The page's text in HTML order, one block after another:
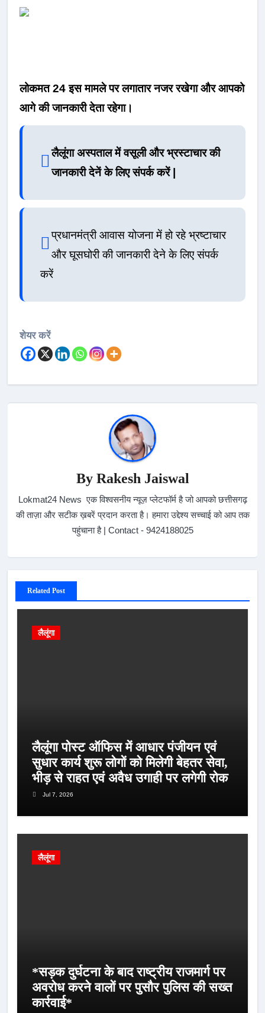
लोकमत 24 इस मामले पर लगातार नजर रखेगा और आपको
आगे की जानकारी देता रहेगा।
लैलूंगा अस्पताल में वसूली और भ्रस्टाचार की
जानकारी देनें के लिए संपर्क करें |
प्रधानमंत्री आवास योजना में हो रहे भ्रष्टाचार
और घूसघोरी की जानकारी देने के लिए संपर्क
करें
शेयर करें
By Rakesh Jaiswal
Lokmat24 News एक विश्वसनीय न्यूज़ प्लेटफॉर्म है जो आपको छत्तीसगढ़
की ताज़ा और सटीक ख़बरें प्रदान करता है। हमारा उद्देश्य सच्चाई को आप तक
पहुंचाना है | Contact - 9424188025
Related Post
लैलूंगा
लैलूंगा पोस्ट ऑफिस में आधार पंजीयन एवं
सुधार कार्य शुरू लोगों को मिलेगी बेहतर सेवा,
भीड़ से राहत एवं अवैध उगाही पर लगेगी रोक
Jul 7, 2026
लैलूंगा
*सड़क दुर्घटना के बाद राष्ट्रीय राजमार्ग पर
अवरोध करने वालों पर पुसौर पुलिस की सख्त
कार्रवाई*